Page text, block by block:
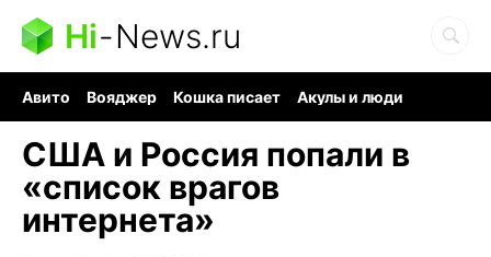
Hi-News.ru
Авито Вояджер Кошка писает
Акулы и люди
США и Россия попали в
«список врагов
интернета»